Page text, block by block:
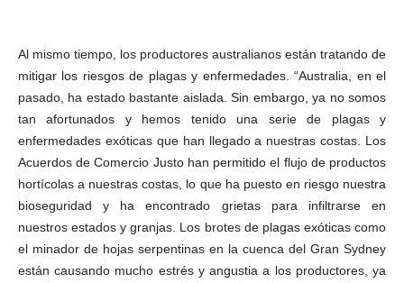
Al mismo tiempo, los productores australianos están tratando de
mitigar los riesgos de plagas y enfermedades. “Australia, en el
pasado, ha estado bastante aislada. Sin embargo, ya no somos
tan afortunados y hemos tenido una serie de plagas y
enfermedades exóticas que han llegado a nuestras costas. Los
Acuerdos de Comercio Justo han permitido el flujo de productos
hortícolas a nuestras costas, lo que ha puesto en riesgo nuestra
bioseguridad y ha encontrado grietas para infiltrarse en
nuestros estados y granjas. Los brotes de plagas exóticas como
el minador de hojas serpentinas en la cuenca del Gran Sydney
están causando mucho estrés y angustia a los productores, ya